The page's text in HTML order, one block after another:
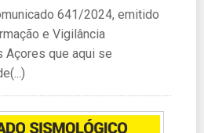
641/2024, emitido
e Vigilância
Açores que aqui se